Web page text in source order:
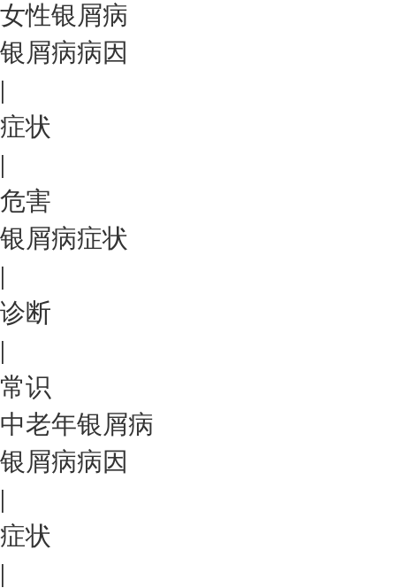
女性银屑病
银屑病病因
|
症状
|
危害
银屑病症状
|
诊断
|
常识
中老年银屑病
银屑病病因
|
症状
|